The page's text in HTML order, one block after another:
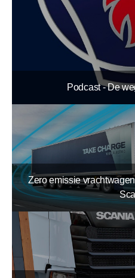
Podcast - De
Zero emissie